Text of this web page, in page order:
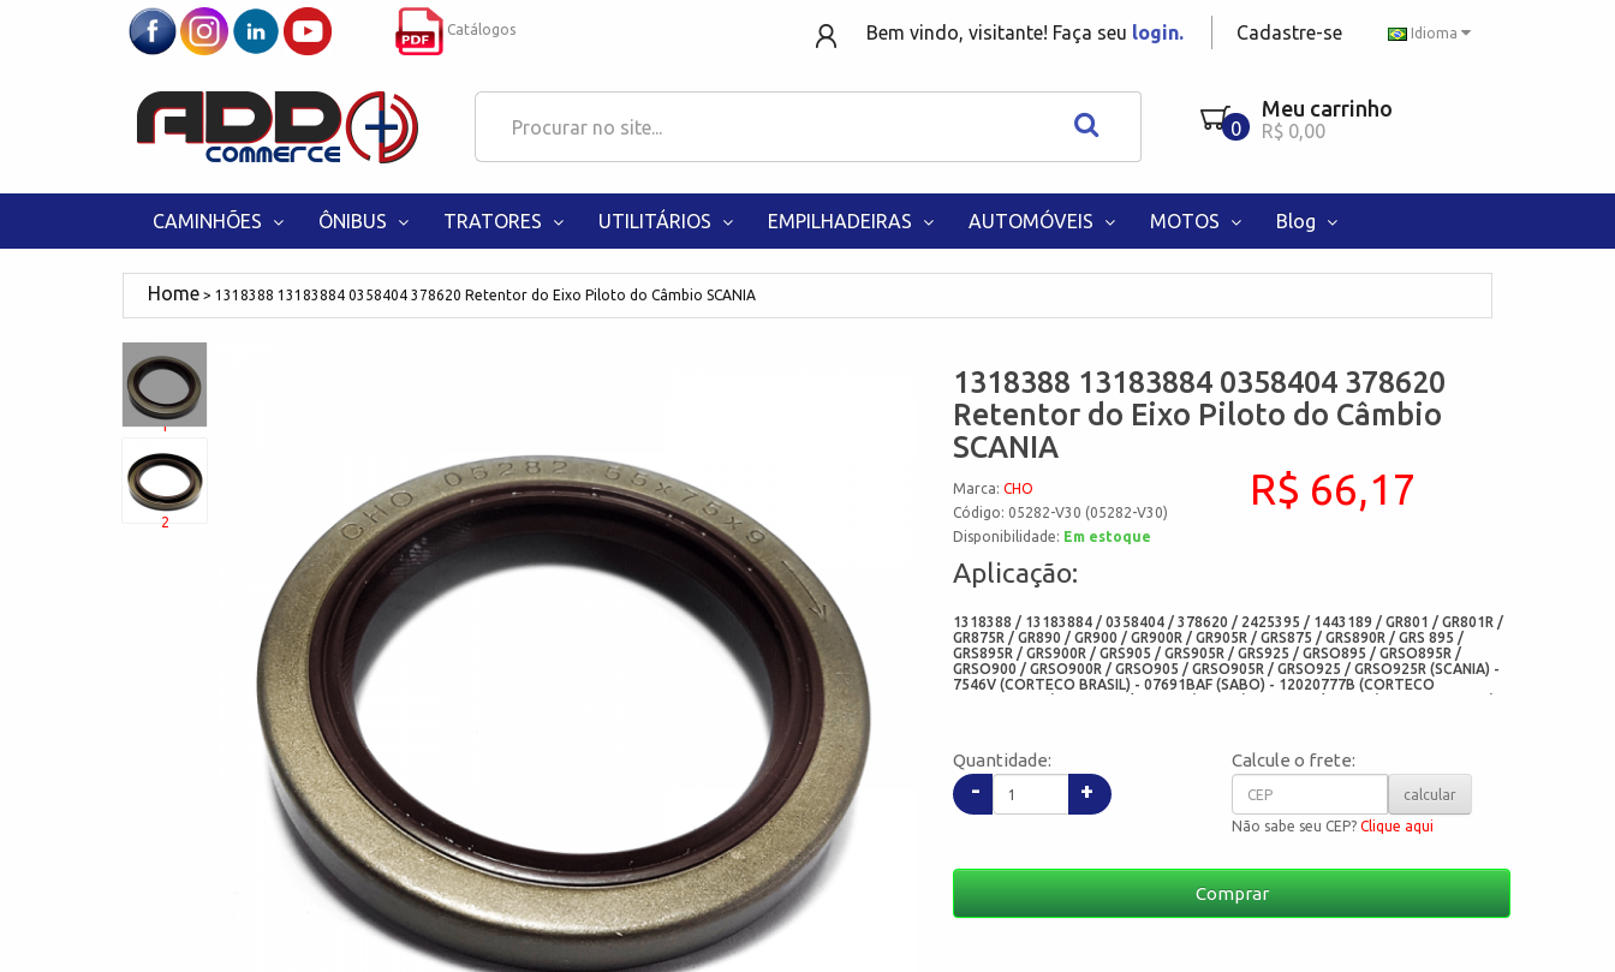
Idioma
Catálogos Bem vindo, visitante! Faça seu login. Cadastre-se
0
Meu carrinho
R$ 0,00
CAMINHÕES ÔNIBUS TRATORES UTILITÁRIOS EMPILHADEIRAS AUTOMÓVEIS MOTOS Blog
1318388 13183884 0358404 378620 Retentor do Eixo Piloto do Câmbio SCANIA
1
2
1318388 13183884 0358404 378620
Retentor do Eixo Piloto do Câmbio
SCANIA
Marca:CHO
Código: 05282-V30 (05282-V30)
Disponibilidade: Em estoque
R$ 66,17
Aplicação:
1318388 / 13183884 / 0358404 / 378620 / 2425395 / 1443189 / GR801 / GR801R /
GR875R / GR890 / GR900 / GR900R / GR905R / GRS875 / GRS890R / GRS 895 /
GRS895R / GRS900R / GRS905 / GRS905R / GRS925 / GRSO895 / GRSO895R /
GRSO900 / GRSO900R / GRSO905 / GRSO905R / GRSO925 / GRSO925R (SCANIA) -
7546V (CORTECO BRASIL) - 07691BAF (SABO) - 12020777B (CORTECO
FREUDENBERG) - 515.340 / 515340 (ELRING) - 1.24267 / 12467 (DIESEL TECHNIC) -
Quantidade:
- +
Calcule o frete:
calcular
Não sabe seu CEP?Clique aqui
Comprar